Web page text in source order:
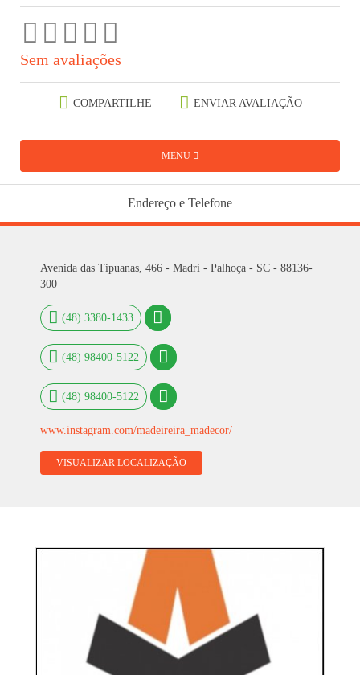
Sem avaliações
COMPARTILHE ENVIAR AVALIAÇÃO
MENU
Endereço e Telefone
Avenida das Tipuanas, 466 - Madri - Palhoça - SC - 88136-
300
(48) 3380-1433
(48) 98400-5122
(48) 98400-5122
www.instagram.com/madeireira_madecor/
VISUALIZAR LOCALIZAÇÃO